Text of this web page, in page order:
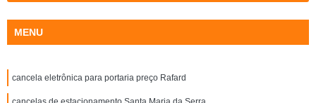
MENU
cancela eletrônica para portaria preço Rafard